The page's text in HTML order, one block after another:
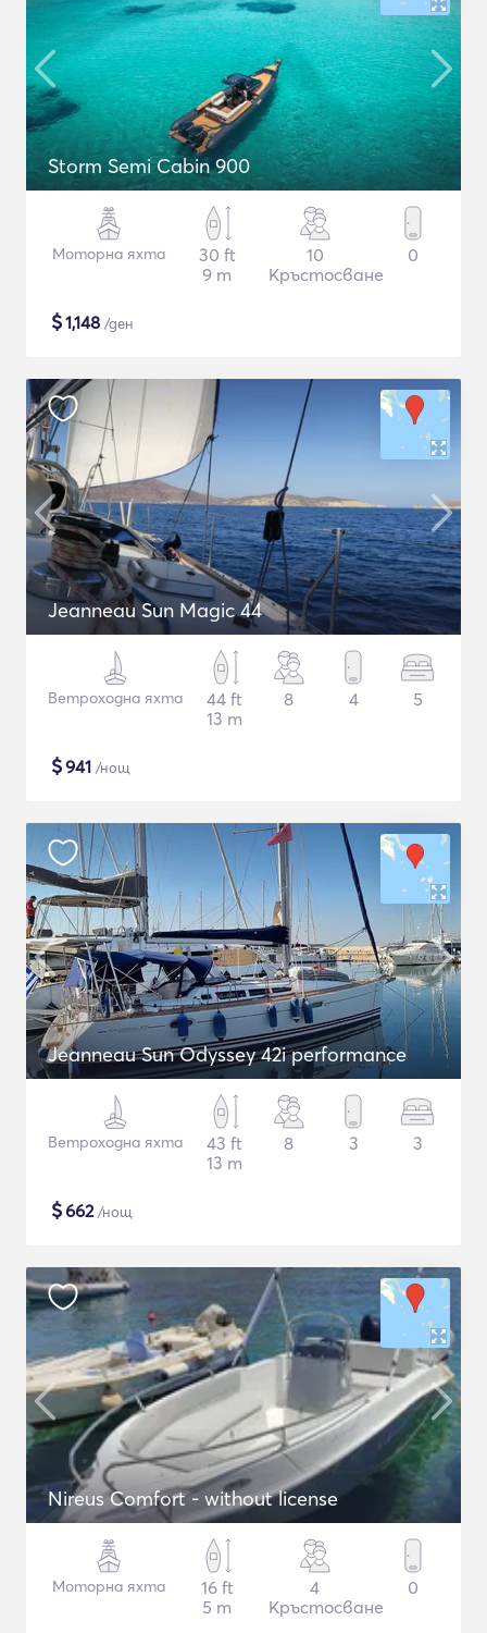
Storm Semi Cabin 900
Моторна яхта
30 ft
9 m
10
Кръстосване
0
$1,148 /ден
Jeanneau Sun Magic 44
Ветроходна яхта
44 ft
13 m
8 4 5
$941 /нощ
Jeanneau Sun Odyssey 42i performance
Ветроходна яхта
43 ft
13 m
8 3 3
$662/нощ
Nireus Comfort - without license
Моторна яхта
16 ft
5 m
4
Кръстосване
0